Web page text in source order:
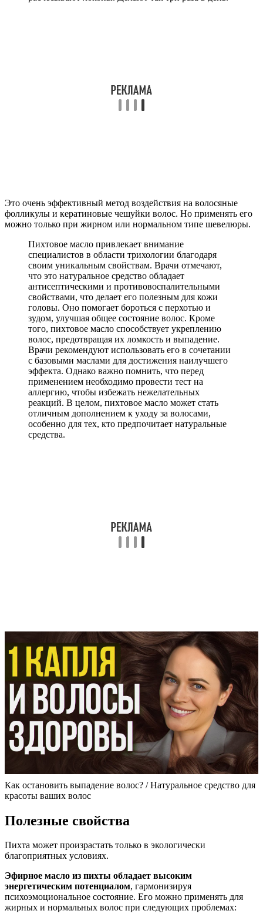
Это очень эффективный метод воздействия на волосяные
фолликулы и кератиновые чешуйки волос. Но применять его
можно только при жирном или нормальном типе шевелюры.
Пихтовое масло привлекает внимание
специалистов в области трихологии благодаря
своим уникальным свойствам. Врачи отмечают,
что это натуральное средство обладает
антисептическими и противовоспалительными
свойствами, что делает его полезным для кожи
головы. Оно помогает бороться с перхотью и
зудом, улучшая общее состояние волос. Кроме
того, пихтовое масло способствует укреплению
волос, предотвращая их ломкость и выпадение.
Врачи рекомендуют использовать его в сочетании
с базовыми маслами для достижения наилучшего
эффекта. Однако важно помнить, что перед
применением необходимо провести тест на
аллергию, чтобы избежать нежелательных
реакций. В целом, пихтовое масло может стать
отличным дополнением к уходу за волосами,
особенно для тех, кто предпочитает натуральные
средства.
Как остановить выпадение волос? / Натуральное средство для
красоты ваших волос
Полезные свойства
Пихта может произрастать только в экологически
благоприятных условиях.
Эфирное масло из пихты обладает высоким
энергетическим потенциалом, гармонизируя
психоэмоциональное состояние. Его можно применять для
жирных и нормальных волос при следующих проблемах: